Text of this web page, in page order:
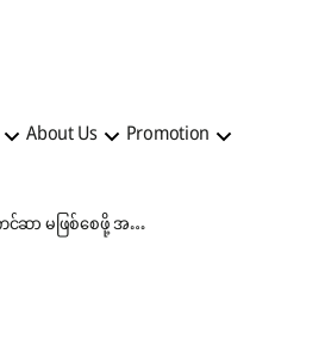
About Us Promotion
အဆုတ်ကင်ဆာ မဖြစ်စေဖို့ အတူတူဆေးလိပ်ဖြတ်ကြစို့